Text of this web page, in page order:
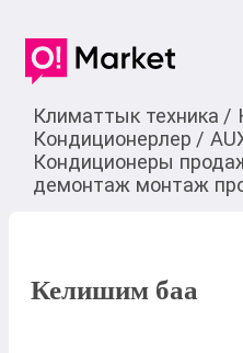
Климаттык техника /
Кондиционерлер /
Кондиционеры
демонтаж монтаж
Келишим баа